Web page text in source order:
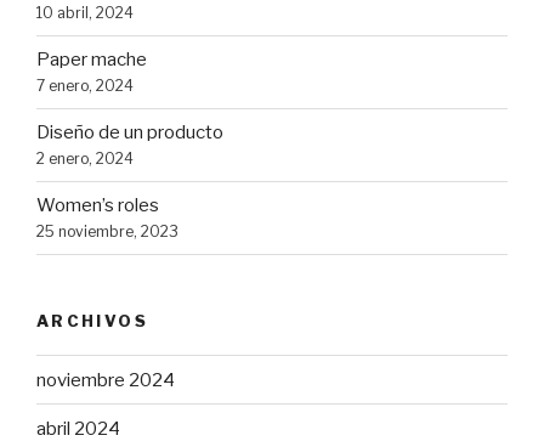
10 abril, 2024
Paper mache
7 enero, 2024
Diseño de un producto
2 enero, 2024
Women’s roles
25 noviembre, 2023
ARCHIVOS
noviembre 2024
abril 2024